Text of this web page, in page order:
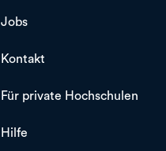
Jobs
Kontakt
Für private Hochschulen
Hilfe